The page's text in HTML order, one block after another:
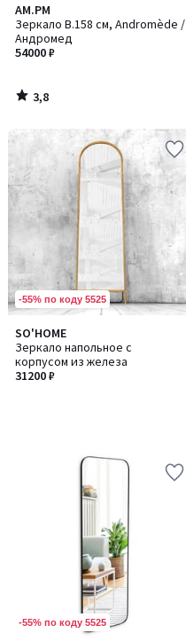
AM.PM
Зеркало В.158 см, Andromède /
Андромед
54000 ₽
3,8
/ 5
3,8
/
-55% по коду 5525
SO'HOME
Зеркало напольное с
корпусом из железа
31200 ₽
-55% по коду 5525